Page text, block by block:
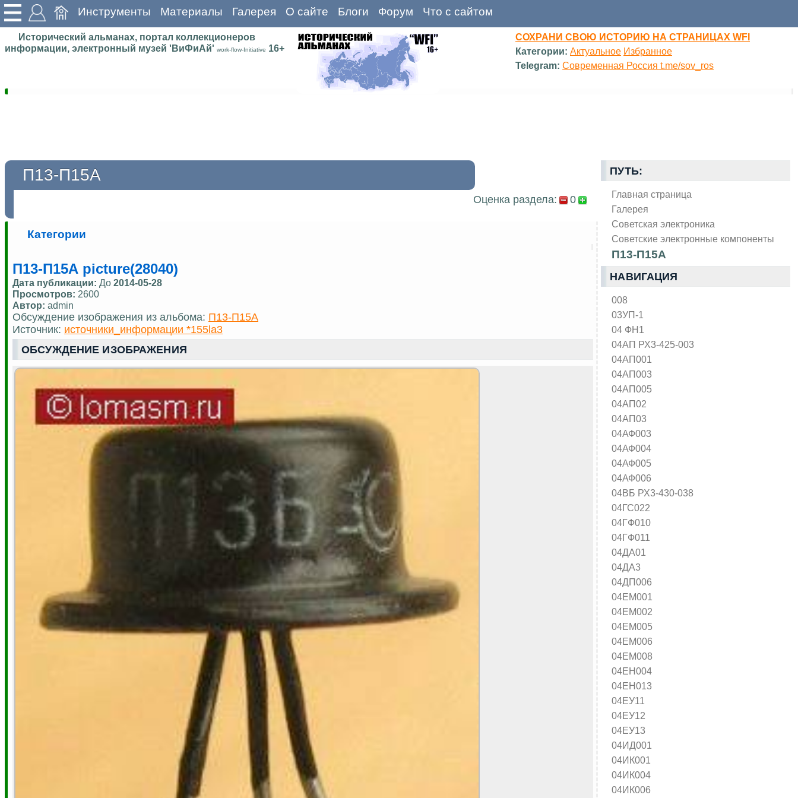
Инструменты Материалы Галерея О сайте Блоги Форум Что с сайтом
Исторический альманах, портал коллекционеров
информации, электронный музей 'ВиФиАй' work-flow-Initiative 16+
СОХРАНИ СВОЮ ИСТОРИЮ НА СТРАНИЦАХ WFI
Категории: Актуальное Избранное
Telegram: Современная Россия t.me/sov_ros
ПУТЬ:
Главная страница
Галерея
Советская электроника
Советские электронные компоненты
П13-П15А
НАВИГАЦИЯ
008
03УП-1
04 ФН1
04АП РХ3-425-003
04АП001
04АП003
04АП005
04АП02
04АП03
04АФ003
04АФ004
04АФ005
04АФ006
04ВБ РХ3-430-038
04ГС022
04ГФ010
04ГФ011
04ДА01
04ДА3
04ДП006
04ЕМ001
04ЕМ002
04ЕМ005
04ЕМ006
04ЕМ008
04ЕН004
04ЕН013
04ЕУ11
04ЕУ12
04ЕУ13
04ИД001
04ИК001
04ИК004
04ИК006
П13-П15А
Оценка раздела: 0
Категории
П13-П15А picture(28040)
Дата публикации: До 2014-05-28
Просмотров: 2600
Автор: admin
Обсуждение изображения из альбома: П13-П15А
Источник: источники_информации *155la3
ОБСУЖДЕНИЕ ИЗОБРАЖЕНИЯ